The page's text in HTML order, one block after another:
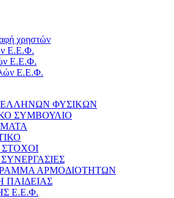
χρηστών
Ε.Ε.Φ.
Ε.Ε.Φ.
Ε.Ε.Φ.
ΦΥΣΙΚΩΝ
ΣΥΜΒΟΥΛΙΟ
ΣΥΝΕΡΓΑΣΙΕΣ
ΑΡΜΟΔΙΟΤΗΤΩΝ
ΠΑΙΔΕΙΑΣ
Ε.Ε.Φ.